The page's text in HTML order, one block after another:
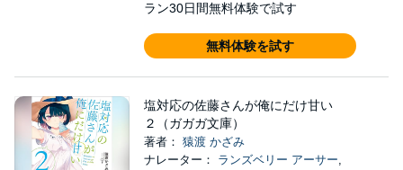
ラン30日間無料体験で試す
無料体験を試す
塩対応の佐藤さんが俺にだけ甘い
２（ガガガ文庫）
著者： 猿渡 かざみ
ナレーター： ランズベリー アーサー,